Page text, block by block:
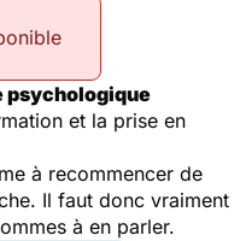
psychologique
et la prise en
à recommencer de
Il faut donc vraiment
à en parler.